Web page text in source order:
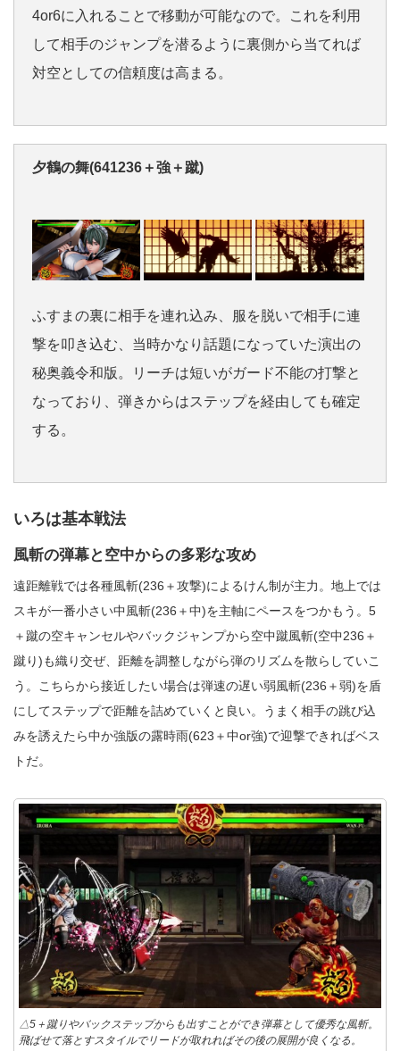
4or6に入れることで移動が可能なので。これを利用
して相手のジャンプを潜るように裏側から当てれば
対空としての信頼度は高まる。
夕鶴の舞(641236＋強＋蹴)
ふすまの裏に相手を連れ込み、服を脱いで相手に連
撃を叩き込む、当時かなり話題になっていた演出の
秘奥義令和版。リーチは短いがガード不能の打撃と
なっており、弾きからはステップを経由しても確定
する。
いろは基本戦法
風斬の弾幕と空中からの多彩な攻め
遠距離戦では各種風斬(236＋攻撃)によるけん制が主力。地上では
スキが一番小さい中風斬(236＋中)を主軸にペースをつかもう。5
＋蹴の空キャンセルやバックジャンプから空中蹴風斬(空中236＋
蹴り)も織り交ぜ、距離を調整しながら弾のリズムを散らしていこ
う。こちらから接近したい場合は弾速の遅い弱風斬(236＋弱)を盾
にしてステップで距離を詰めていくと良い。うまく相手の跳び込
みを誘えたら中か強版の露時雨(623＋中or強)で迎撃できればベス
トだ。
△5＋蹴りやバックステップからも出すことができ弾幕として優秀な風斬。
飛ばせて落とすスタイルでリードが取れればその後の展開が良くなる。